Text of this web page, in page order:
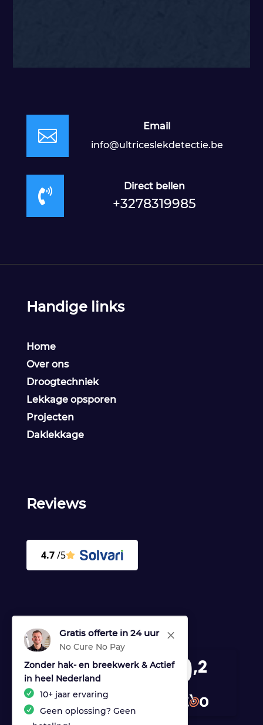

Email
info@ultriceslekdetectie.be

Direct bellen
+3278319985
M
Gratis offerte in 24 uur
No Cure No Pay
Zonder hak- en breekwerk & Actief
in heel Nederland
10+ jaar ervaring
Geen oplossing? Geen
Handige links
Home
Over ons
Droogtechniek
Lekkage opsporen
Projecten
Daklekkage
Reviews
9,2
provided by